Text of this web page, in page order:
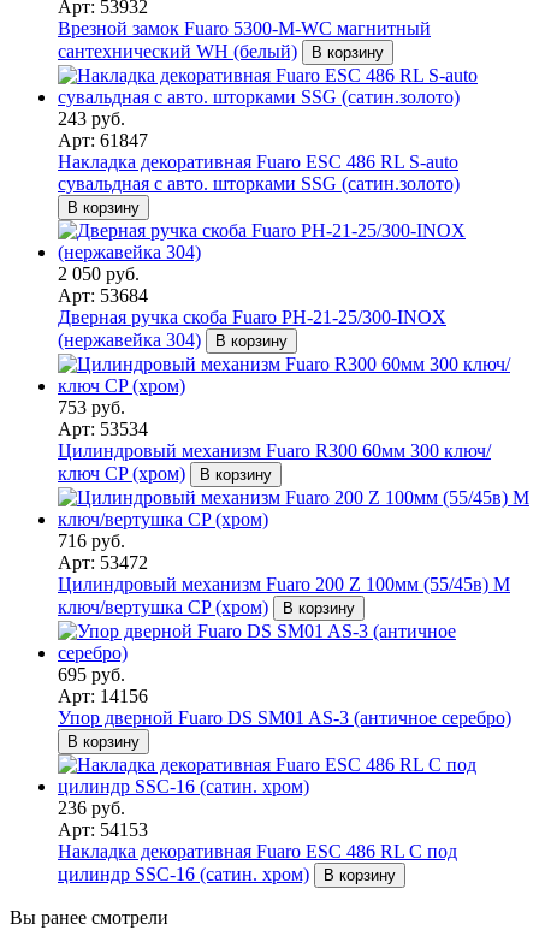
Арт: 53932
Врезной замок Fuaro 5300-M-WС магнитный
сантехнический WH (белый)
В корзину
243 руб.
Арт: 61847
Накладка декоративная Fuaro ESC 486 RL S-auto
сувальдная с авто. шторками SSG (сатин.золото)
В корзину
2 050 руб.
Арт: 53684
Дверная ручка скоба Fuaro PH-21-25/300-INOX
(нержавейка 304)
В корзину
753 руб.
Арт: 53534
Цилиндровый механизм Fuaro R300 60мм 300 ключ/
ключ CP (хром)
В корзину
716 руб.
Арт: 53472
Цилиндровый механизм Fuaro 200 Z 100мм (55/45в) M
ключ/вертушка CP (хром)
В корзину
695 руб.
Арт: 14156
Упор дверной Fuaro DS SM01 AS-3 (античное серебро)
В корзину
236 руб.
Арт: 54153
Накладка декоративная Fuaro ESC 486 RL C под
цилиндр SSC-16 (сатин. хром)
В корзину
Вы ранее смотрели